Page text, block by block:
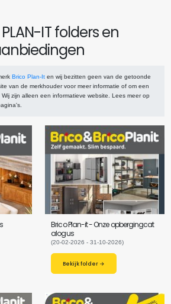
PLAN-IT folders en
Brico Plan-It en wij bezitten geen van de getoonde
van de merkhouder voor meer informatie of om een
zijn alleen een informatieve website. Lees meer op
Brico Plan-it - Onze opbergingcat
alogus
(20-02-2026 - 31-10-2026)
Bekijk folder →